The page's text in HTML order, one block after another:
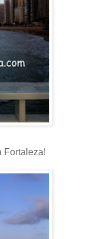
Fortaleza!